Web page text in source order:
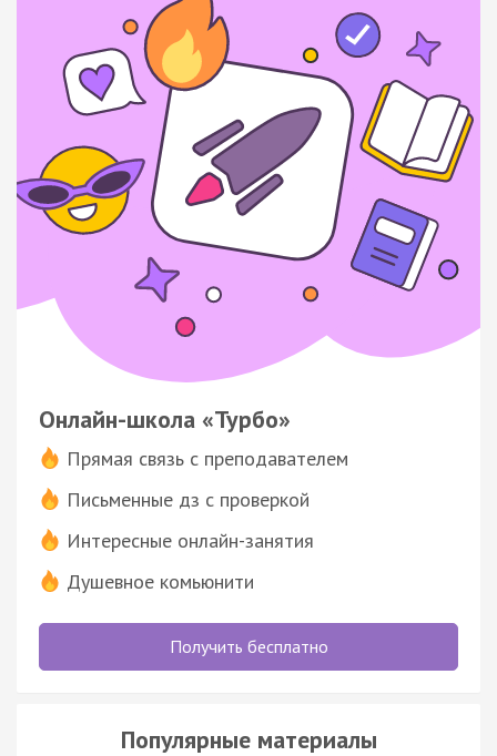
Онлайн-школа «Турбо»
Прямая связь с преподавателем
Письменные дз с проверкой
Интересные онлайн-занятия
Душевное комьюнити
Получить бесплатно
Популярные материалы